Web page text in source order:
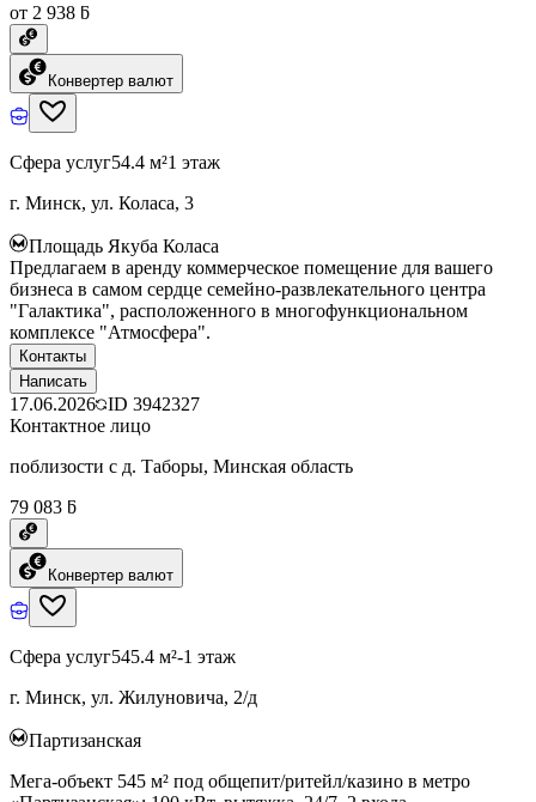
от 2 938 ƃ
Конвертер валют
Сфера услуг54.4 м²1 этаж
г. Минск, ул. Коласа, 3
Площадь Якуба Коласа
Предлагаем в аренду коммерческое помещение для вашего
бизнеса в самом сердце семейно-развлекательного центра
"Галактика", расположенного в многофункциональном
комплексе "Атмосфера".
Контакты
Написать
17.06.2026 ID 3942327
Контактное лицо
поблизости с д. Таборы, Минская область
79 083 ƃ
Конвертер валют
Сфера услуг545.4 м²-1 этаж
г. Минск, ул. Жилуновича, 2/д
Партизанская
Мега-объект 545 м² под общепит/ритейл/казино в метро